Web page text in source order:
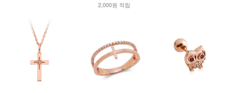
2,000원 적립